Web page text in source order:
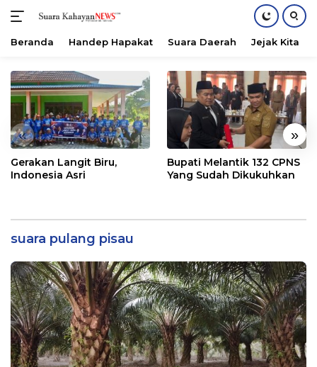
konten
Beranda Handep Hapakat Suara Daerah Jejak Kita
« »
Gerakan Langit Biru,
Indonesia Asri
Bupati Melantik 132 CPNS
Yang Sudah Dikukuhkan
suara pulang pisau